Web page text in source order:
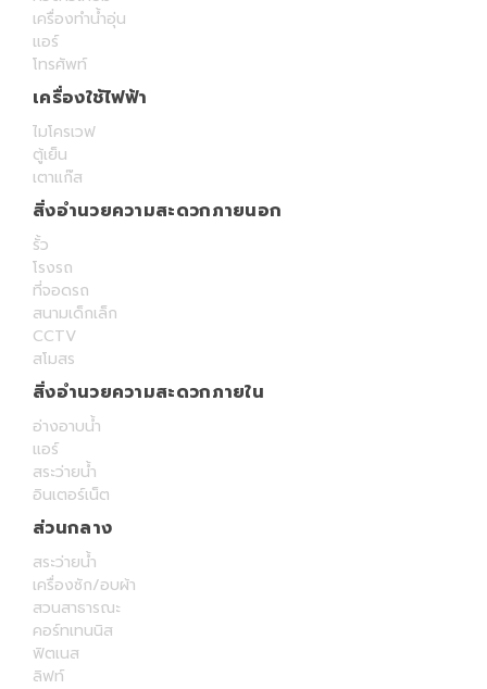
เครื่องทำน้ำอุ่น
แอร์
โทรศัพท์
เครื่องใช้ไฟฟ้า
ไมโครเวฟ
ตู้เย็น
เตาแก๊ส
สิ่งอำนวยความสะดวกภายนอก
รั้ว
โรงรถ
ที่จอดรถ
สนามเด็กเล็ก
CCTV
สโมสร
สิ่งอำนวยความสะดวกภายใน
อ่างอาบน้ำ
แอร์
สระว่ายน้ำ
อินเตอร์เน็ต
ส่วนกลาง
สระว่ายน้ำ
เครื่องซัก/อบผ้า
สวนสาธารณะ
คอร์ทเทนนิส
ฟิตเนส
ลิฟท์